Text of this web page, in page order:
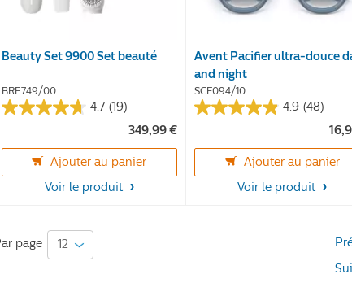
Beauty Set 9900 Set beauté
BRE749/00
4.7 (19)
4.7
5
étoiles.
349,99 €
Ajouter au panier
Voir le produit
Avent Pacifier ultra-douce
and night
SCF094/10
4.9 (48)
4.9
5
étoiles.
Ajouter au panier
Voir le produit
page